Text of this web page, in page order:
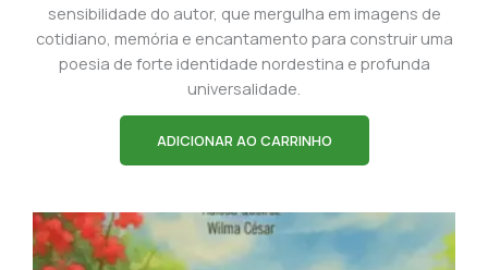
sensibilidade do autor, que mergulha em imagens de
cotidiano, memória e encantamento para construir uma
poesia de forte identidade nordestina e profunda
universalidade.
ADICIONAR AO CARRINHO